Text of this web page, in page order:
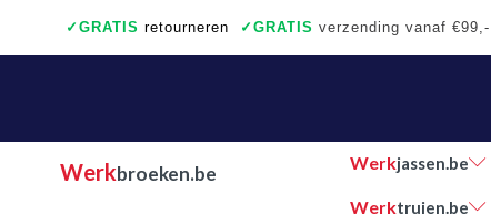
✓ GRATIS retourneren ✓ GRATIS verzending vanaf €99,-
Werkbroeken.be Werkjassen.be
Werktruien.be